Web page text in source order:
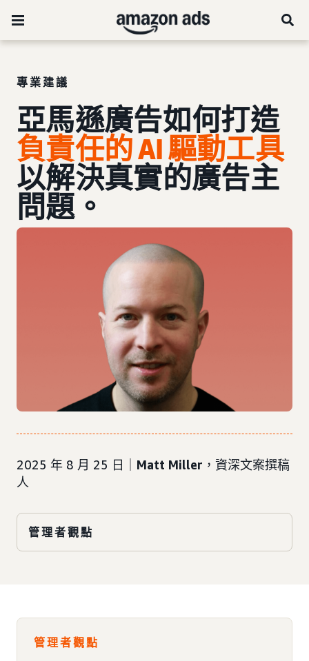
專業建議
亞馬遜廣告如何打造
負責任的 AI 驅動工具
以解決真實的廣告主
問題。
2025 年 8 月 25 日｜ Matt Miller ，資深文案撰稿
人
管理者觀點
管理者觀點